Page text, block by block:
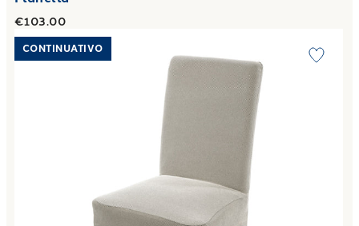
€103.00
Link to "Set 2 Coprisedia Universale 1 Posti melange in
CONTINUATIVO